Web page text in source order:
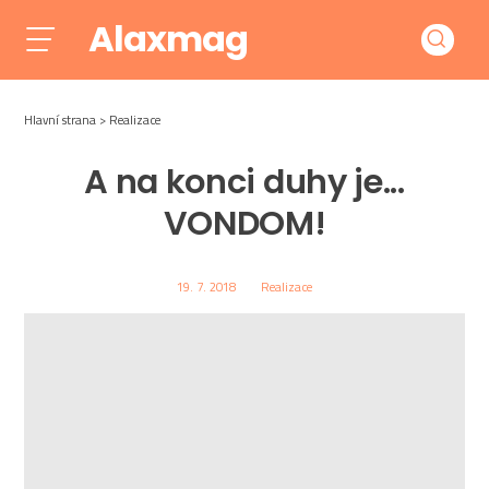
Alaxmag
Hlavní strana Realizace
A na konci duhy je...
VONDOM!
19. 7. 2018 Realizace